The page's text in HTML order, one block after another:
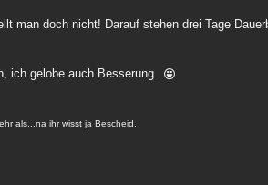
man doch nicht! Darauf stehen drei Tage
ich gelobe auch Besserung.
als...na ihr wisst ja Bescheid.